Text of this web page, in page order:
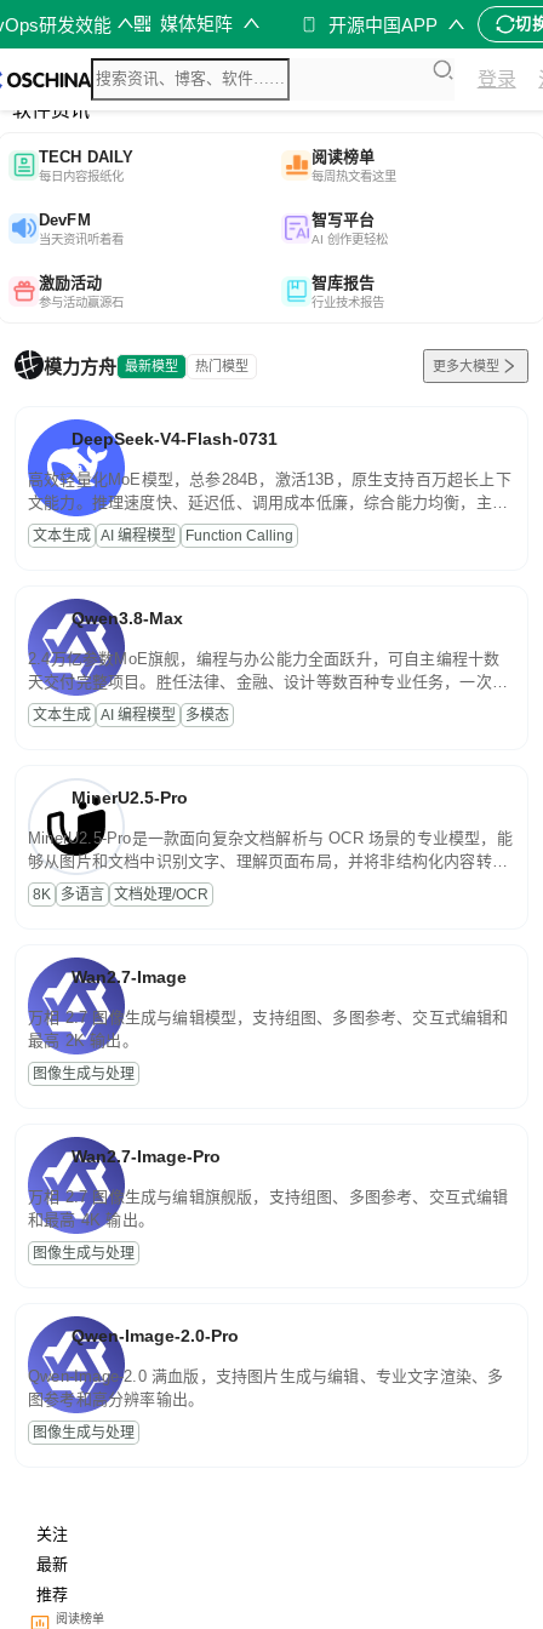
研发效能 媒体矩阵 开源中国APP 切
登录
综合
开源资讯
软件资讯
TECH DAILY
每日内容报纸化
阅读榜单
每周热文看这里
DevFM
当天资讯听着看
智写平台
AI 创作更轻松
激励活动
参与活动赢源石
智库报告
行业技术报告
模力方舟 最新模型 热门模型 更多大模型
DeepSeek-V4-Flash-0731
高效轻量化MoE模型，总参284B，激活13B，原生支持百万超长上下
文能力。推理速度快、延迟低、调用成本低廉，综合能力均衡，主打
高并发、轻量化任务，适合日常对话、内容创作、基础 RAG、批量
文案处理等普惠刚需场景。
文本生成 AI 编程模型 Function Calling
Qwen3.8-Max
2.4万亿参数MoE旗舰，编程与办公能力全面跃升，可自主编程十数
天交付完整项目。胜任法律、金融、设计等数百种专业任务，一次对
话端到端交付生产级成果。原生视觉理解贯穿规划、执行与验证全流
程，支持超长文档与长视频的深度语义解析。长程任务中自主规划与
文本生成 AI 编程模型 多模态
MinerU2.5-Pro
MinerU2.5-Pro是一款面向复杂文档解析与 OCR 场景的专业模型，能
够从图片和文档中识别文字、理解页面布局，并将非结构化内容转换
为便于存储、检索和二次处理的结构化结果。
8K 多语言 文档处理/OCR
Wan2.7-Image
万相 2.7 图像生成与编辑模型，支持组图、多图参考、交互式编辑和
最高 2K 输出。
图像生成与处理
Wan2.7-Image-Pro
万相 2.7 图像生成与编辑旗舰版，支持组图、多图参考、交互式编辑
和最高 4K 输出。
图像生成与处理
Qwen-Image-2.0-Pro
Qwen-Image-2.0 满血版，支持图片生成与编辑、专业文字渲染、多
图参考和高分辨率输出。
图像生成与处理
关注
最新
推荐
阅读榜单